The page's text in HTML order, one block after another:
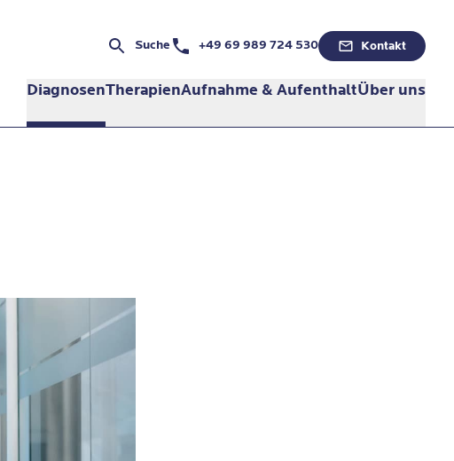
Suche Telefonnummer:
+49 69 989 724 530 Kontakt
DiagnosenTherapienAufnahme & AufenthaltÜber uns